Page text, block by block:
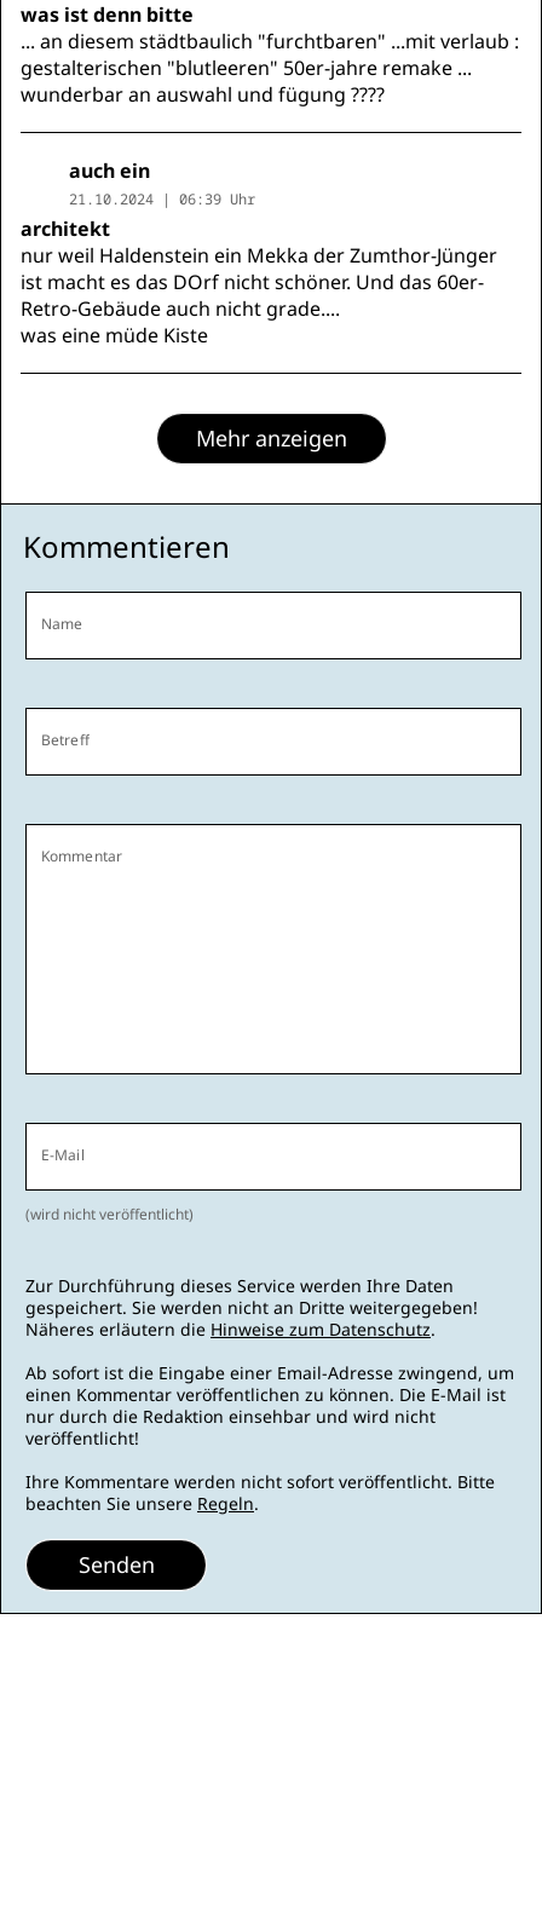
was ist denn bitte
... an diesem städtbaulich "furchtbaren" ...mit verlaub :
gestalterischen "blutleeren" 50er-jahre remake ...
wunderbar an auswahl und fügung ????
auch ein
21.10.2024 | 06:39 Uhr
architekt
nur weil Haldenstein ein Mekka der Zumthor-Jünger
ist macht es das DOrf nicht schöner. Und das 60er-
Retro-Gebäude auch nicht grade....
was eine müde Kiste
Mehr anzeigen
Kommentieren
Name
Betreff
Kommentar
E-Mail
(wird nicht veröffentlicht)
Zur Durchführung dieses Service werden Ihre Daten
gespeichert. Sie werden nicht an Dritte weitergegeben!
Näheres erläutern die Hinweise zum Datenschutz.
Ab sofort ist die Eingabe einer Email-Adresse zwingend, um
einen Kommentar veröffentlichen zu können. Die E-Mail ist
nur durch die Redaktion einsehbar und wird nicht
veröffentlicht!
Ihre Kommentare werden nicht sofort veröffentlicht. Bitte
beachten Sie unsere Regeln.
Senden